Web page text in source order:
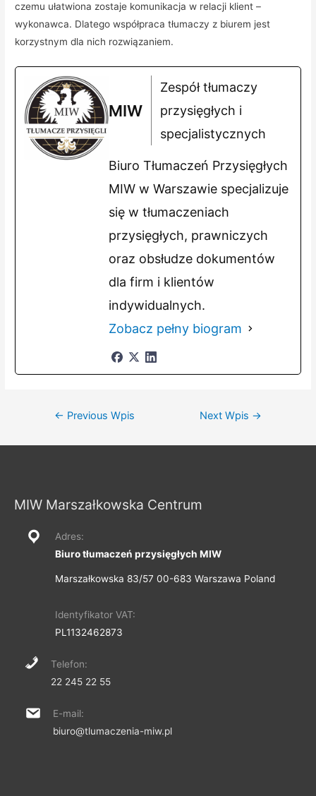
czemu ułatwiona zostaje komunikacja w relacji klient –
wykonawca. Dlatego współpraca tłumaczy z biurem jest
korzystnym dla nich rozwiązaniem.
MIW
Zespół tłumaczy
przysięgłych i
specjalistycznych
Biuro Tłumaczeń Przysięgłych
MIW w Warszawie specjalizuje
się w tłumaczeniach
przysięgłych, prawniczych
oraz obsłudze dokumentów
dla firm i klientów
indywidualnych.
Zobacz pełny biogram
Nawigacja
← Previous Wpis Next Wpis →
MIW Marszałkowska Centrum
Adres:
Biuro tłumaczeń przysięgłych MIW
Marszałkowska 83/57 00-683 Warszawa Poland
Identyfikator VAT:
PL1132462873
Telefon:
22 245 22 55
E-mail:
biuro@tlumaczenia-miw.pl